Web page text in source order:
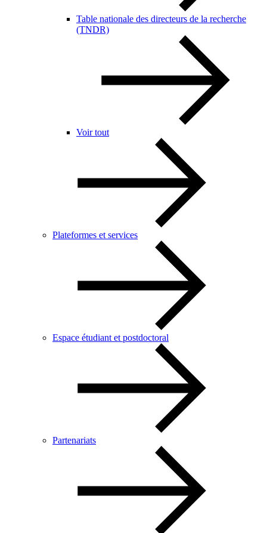
Table nationale des directeurs de la recherche
(TNDR)
Voir tout
Plateformes et services
Espace étudiant et postdoctoral
Partenariats